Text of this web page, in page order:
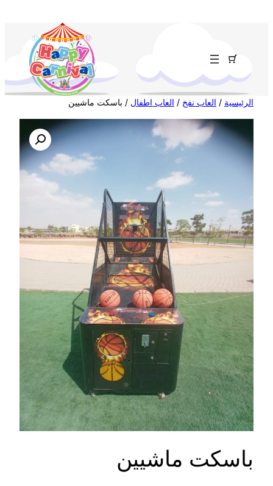
الرئيسية / العاب نفخ / العاب اطفال / باسكت ماشيين
باسكت ماشيين